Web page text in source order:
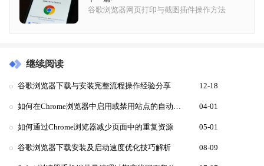
谷歌浏览器网页打印与截图插件操作方法
继续阅读
谷歌浏览器下载与安装完整流程操作经验分享 12-18
如何在Chrome浏览器中启用或禁用站点的自动更新功能 04-01
如何通过Chrome浏览器减少页面中的重复资源 05-01
谷歌浏览器下载安装及启动速度优化技巧解析 08-09